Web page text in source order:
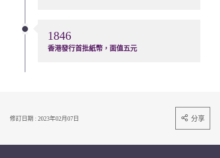
1846
香港發行首批紙幣，面值五元
修訂日期 : 2023年02月07日 分享